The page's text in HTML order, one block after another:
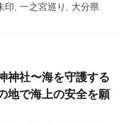
印 一之宮巡り 大分県
神社〜海を守護する
地で海上の安全を願